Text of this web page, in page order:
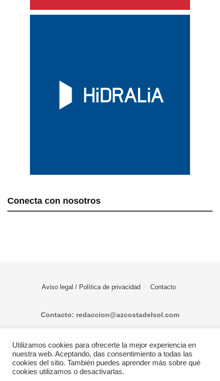
Conecta con nosotros
Aviso legal / Política de privacidad Contacto
Contacto: redaccion@azcostadelsol.com
© 2025 AZ Costa del Sol - Diario digital de Málaga capital hasta Manilva,
pasando por Torremolinos, Benalmádena, Fuengirola, Mijas, Ojén, Marbella,
Istán, Benahavís, Estepona y Casares.
Utilizamos cookies para ofrecerte la mejor experiencia en
nuestra web. Aceptando, das consentimiento a todas las
cookies del sitio. También puedes aprender más sobre qué
cookies utilizamos o desactivarlas.